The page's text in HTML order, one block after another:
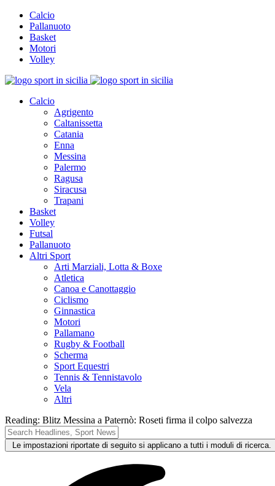
Calcio
Pallanuoto
Basket
Motori
Volley
Calcio
Agrigento
Caltanissetta
Catania
Enna
Messina
Palermo
Ragusa
Siracusa
Trapani
Basket
Volley
Futsal
Pallanuoto
Altri Sport
Arti Marziali, Lotta & Boxe
Atletica
Canoa e Canottaggio
Ciclismo
Ginnastica
Motori
Pallamano
Rugby & Football
Scherma
Sport Equestri
Tennis & Tennistavolo
Vela
Altri
Reading: Blitz Messina a Paternò: Roseti firma il colpo salvezza